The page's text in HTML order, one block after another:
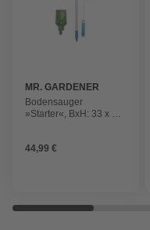
MR. GARDENER
Bodensauger
»Starter«, BxH: 33 x 39
44,99 €